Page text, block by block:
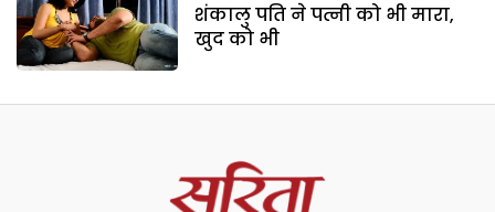
शंकालु पति ने पत्नी को भी मारा,
खुद को भी